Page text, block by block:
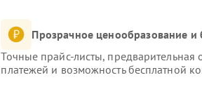
Прозрачное ценообразование и
Точные прайс-листы, предварительная
платежей и возможность бесплатной